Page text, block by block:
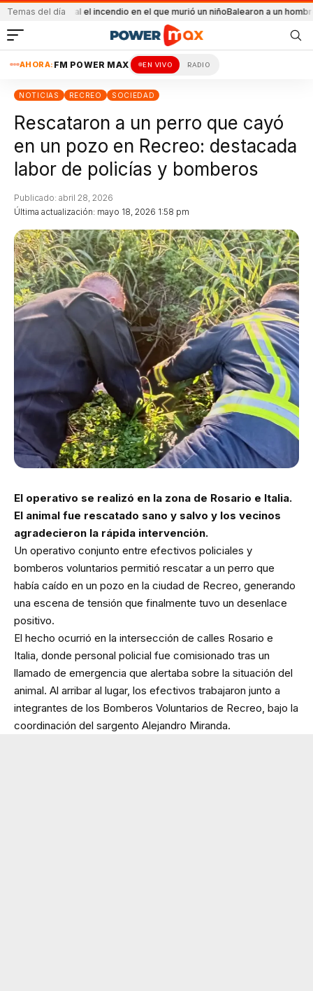
Temas del díael incendio en el que murió un niñoBalearon a un hombre en un
AHORA: FM POWER MAX EN VIVO RADIO
NOTICIAS RECREO SOCIEDAD
Rescataron a un perro que cayó
en un pozo en Recreo: destacada
labor de policías y bomberos
Última actualización: mayo 18, 2026 1:58 pm
Publicado: abril 28, 2026
El operativo se realizó en la zona de Rosario e Italia.
El animal fue rescatado sano y salvo y los vecinos
agradecieron la rápida intervención.
Un operativo conjunto entre efectivos policiales y
bomberos voluntarios permitió rescatar a un perro que
había caído en un pozo en la ciudad de Recreo, generando
una escena de tensión que finalmente tuvo un desenlace
positivo.
El hecho ocurrió en la intersección de calles Rosario e
Italia, donde personal policial fue comisionado tras un
llamado de emergencia que alertaba sobre la situación del
animal. Al arribar al lugar, los efectivos trabajaron junto a
integrantes de los Bomberos Voluntarios de Recreo, bajo la
coordinación del sargento Alejandro Miranda.